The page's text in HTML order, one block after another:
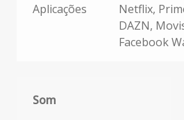
Aplicações
Netflix,
DAZN,
Facebook
Som